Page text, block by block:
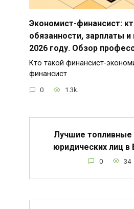
Экономист-финансист:
обязанности, зарплаты и
2026 году. Обзор
Кто такой финансист-
финансист
0 1.3k.
Лучшие топливные
юридических лиц в
0 34